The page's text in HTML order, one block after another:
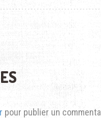
pour publier un